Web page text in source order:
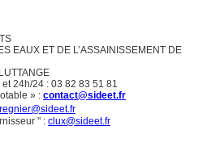
EAUX ET DE L’ASSAINISSEMENT DE
24h/24 : 03 82 83 51 81
» : contact@sideet.fr
" : clux@sideet.fr